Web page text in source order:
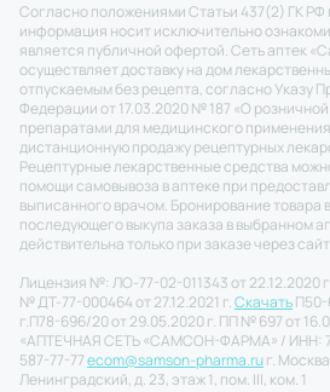
Согласно положениями Статьи 437(2) ГК РФ
информация носит исключительно
является публичной офертой. Сеть аптек
осуществляет доставку на дом
отпускаемым без рецепта, согласно Указу
Федерации от 17.03.2020 № 187 «О
препаратами для медицинского
дистанционную продажу рецептурных
Рецептурные лекарственные средства
помощи самовывоза в аптеке при
выписанного врачом. Бронирование товара
последующего выкупа заказа в выбранном
действительна только при заказе через сайт.
Лицензия №: ЛО-77-02-011343 от 22.12.2020 г.
№ ДТ-77-000464 от 27.12.2021 г.СкачатьП50-
г.П78-696/20 от 29.05.2020 г. ПП № 697 от
«АПТЕЧНАЯ СЕТЬ «САМСОН-ФАРМА» / ИНН:
587-77-77ecom@samson-pharma.ruг.
Ленинградский, д. 23, этаж 1, пом. III, ком. 1